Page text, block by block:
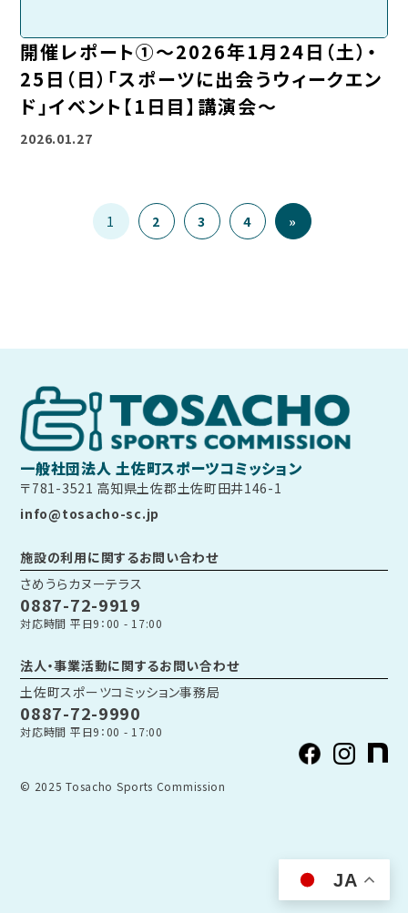
開催レポート①～2026年1月24日（土）・
25日（日）「スポーツに出会うウィークエン
ド」イベント【1日目】講演会～
2026.01.27
1 2 3 4 »
一般社団法人 土佐町スポーツコミッション
〒781-3521 高知県土佐郡土佐町田井146-1
info@tosacho-sc.jp
施設の利用に関するお問い合わせ
さめうらカヌーテラス
0887-72-9919
対応時間 平日9：00 - 17:00
法人・事業活動に関するお問い合わせ
土佐町スポーツコミッション事務局
0887-72-9990
対応時間 平日9：00 - 17:00
© 2025 Tosacho Sports Commission
JA